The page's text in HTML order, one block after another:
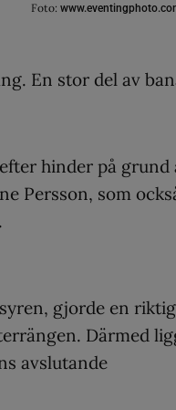
Foto:
En stor del av
hinder på grund
Persson, som
gjorde en
Därmed
avslutande